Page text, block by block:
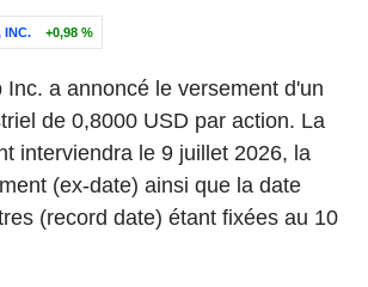
INC. +0,98 %
Inc. a annoncé le versement d'un
de 0,8000 USD par action. La
interviendra le 9 juillet 2026, la
(ex-date) ainsi que la date
(record date) étant fixées au 10